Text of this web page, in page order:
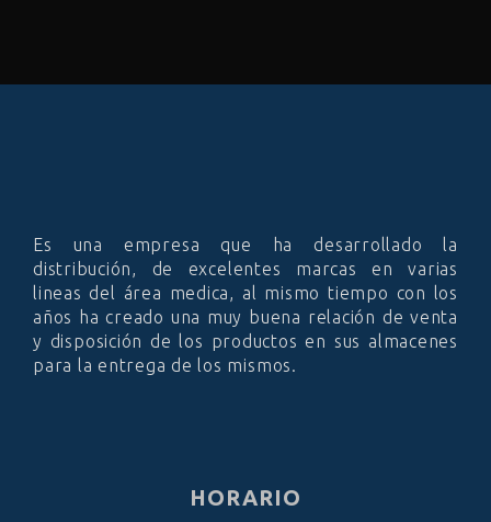
Es una empresa que ha desarrollado la
distribución, de excelentes marcas en varias
lineas del área medica, al mismo tiempo con los
años ha creado una muy buena relación de venta
y disposición de los productos en sus almacenes
para la entrega de los mismos.
HORARIO